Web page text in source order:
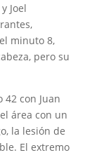
Joel
minuto 8,
pero su
con Juan
área con un
la lesión de
El extremo